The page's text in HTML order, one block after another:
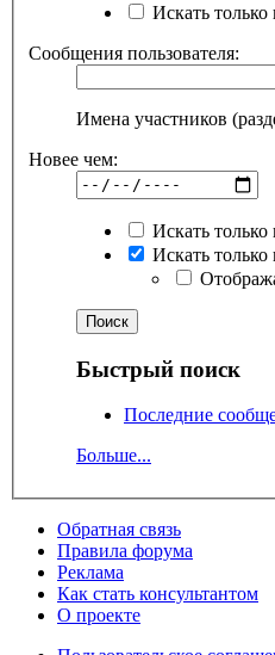
Искать только
Сообщения пользователя:
Имена участников
Новее чем:
Искать только
Искать только
Быстрый поиск
Последние
Больше...
Обратная связь
Правила форума
Реклама
Как стать консультантом
О проекте